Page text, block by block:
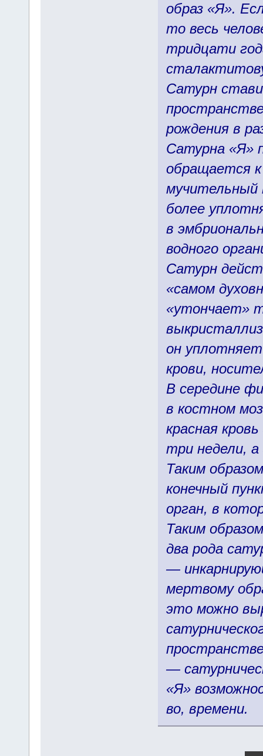
образ «Я».
то весь
тридцати
Сатурн
рождения в
Сатурна «Я»
обращается
мучительный
более
в
водного
Сатурн
«самом
«утончает»
он
крови,
В середине
в костном
красная
три недели, а
Таким
конечный
орган, в
Таким
два рода
—
мертвому
это можно
—
«Я»
во, времени.